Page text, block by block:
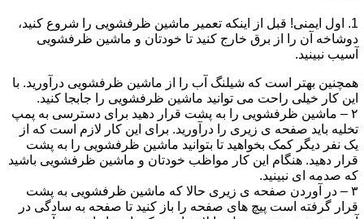
1. اول ایمنی! قبل از اینکه تعمیر ماشین ظرفشویی را شروع کنید،
دوشاخه آن را از برق خارج کنید تا خودتان و ماشین ظرفشویی
آسیب نبینید.
همچنین بهتر است که شیلنگ آب را از ماشین ظرفشویی درآورید. با
این کار خیلی راحت می توانید ماشین ظرفشویی را جابجا کنید.
۲ – ماشین ظرفشویی را به پشت قرار دهید برای دسترسی به پمپ
تخلیه باید صفحه ی زیری را درآورید. برای این کار لازم است که از
یک نفر دیگر کمک بخواهید تا بتوانید ماشین ظرفشویی را به پشت
قرار دهید. هنگام این کار مواظب خودتان و ماشین ظرفشویی باشید
که صدمه ای نبینید.
۳ – در آوردن صفحه ی زیری حالا که ماشین ظرفشویی به پشت
قرار گرفته است پیچ های صفحه را باز کنید تا صفحه به سادگی در